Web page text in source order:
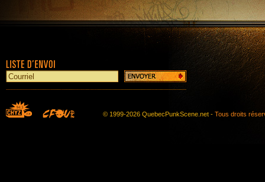
© 1999-2026 QuebecPunkScene.net - Tous droits